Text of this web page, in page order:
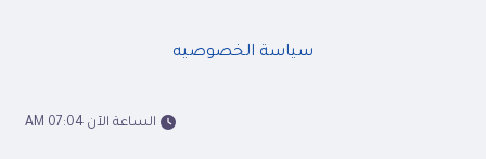
سياسة الخصوصيه
الساعة الآن 07:04 AM